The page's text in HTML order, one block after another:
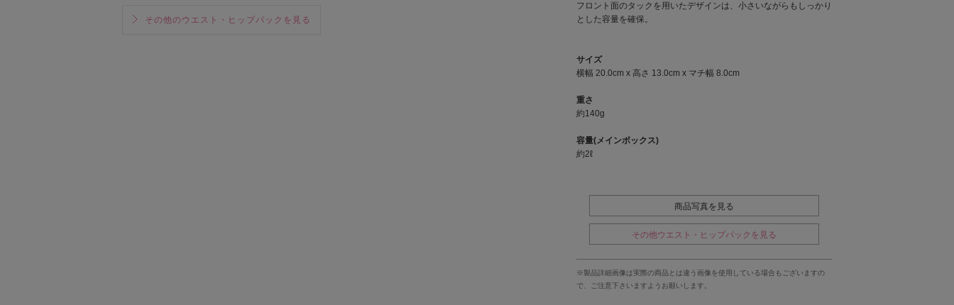
その他のウエスト・ヒップパックを見る
フロント面のタックを用いたデザインは、小さいながらもしっかり
とした容量を確保。
サイズ
横幅 20.0cm x 高さ 13.0cm x マチ幅 8.0cm
重さ
約140g
容量(メインボックス)
約2ℓ
商品写真を見る
その他ウエスト・ヒップパックを見る
※製品詳細画像は実際の商品とは違う画像を使用している場合もございますの
で、ご注意下さいますようお願いします。